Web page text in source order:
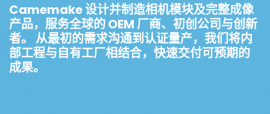
Camemake 设计并制造相机模块及完整成像
产品，服务全球的 OEM 厂商、初创公司与创新
者。 从最初的需求沟通到认证量产，我们将内
部工程与自有工厂相结合，快速交付可预期的
成果。